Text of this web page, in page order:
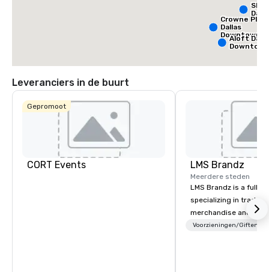
Crowne
Dallas
Downtown
Aloft
Downtown
Leveranciers in de buurt
Gepromoot
CORT Events LMS Brandz
Meerdere steden
LMS Brandz is a full-
specializing in trade
merchandise and
booth giveaways and
Voorzieningen/Giften